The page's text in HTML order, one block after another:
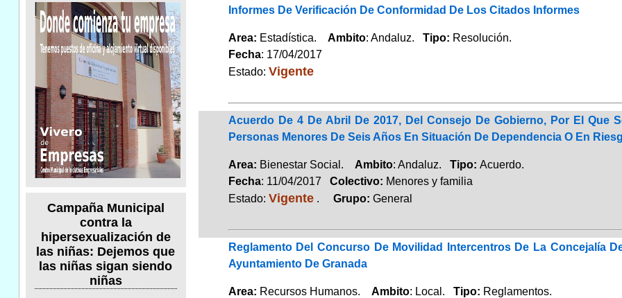
Campaña Municipal
contra la
hipersexualización de
las niñas: Dejemos que
las niñas sigan siendo
niñas
Informes De Verificación De Conformidad De Los Citados Informes
Area: Estadística. Ambito: Andaluz. Tipo: Resolución.
Fecha: 17/04/2017
Estado: Vigente
Acuerdo De 4 De Abril De 2017, Del Consejo De Gobierno, Por El Que
Personas Menores De Seis Años En Situación De Dependencia O En
Area: Bienestar Social. Ambito: Andaluz. Tipo: Acuerdo.
Fecha: 11/04/2017 Colectivo: Menores y familia
Estado: Vigente. Grupo: General
Reglamento Del Concurso De Movilidad Intercentros De La Concejalía
Ayuntamiento De Granada
Area: Recursos Humanos. Ambito: Local. Tipo: Reglamentos.